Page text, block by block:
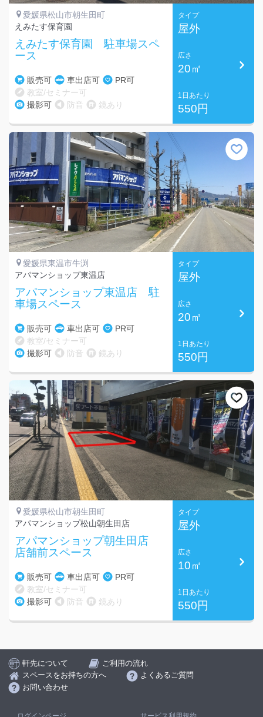
愛媛県松山市朝生田町
えみたす保育園
えみたす保育園 駐車場スペ
ース
販売可 車出店可
PR可
教室/セミナー可
撮影可
防音 鏡あり
タイプ
屋外
広さ
20㎡
1日あたり
550円
愛媛県東温市牛渕
アパマンショップ東温店
アパマンショップ東温店 駐
車場スペース
販売可 車出店可
PR可
教室/セミナー可
撮影可
防音 鏡あり
タイプ
屋外
広さ
20㎡
1日あたり
550円
愛媛県松山市朝生田町
アパマンショップ松山朝生田店
アパマンショップ朝生田店
店舗前スペース
販売可 車出店可
PR可
教室/セミナー可
撮影可
防音 鏡あり
タイプ
屋外
広さ
10㎡
1日あたり
550円
軒先について
ご利用の流れ
スペースをお持ちの方へ
よくあるご質問
お問い合わせ